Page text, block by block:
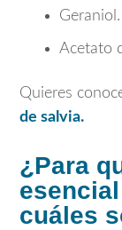
Geraniol.
Acetato
Quieres
de salvia.
¿Para
cuáles